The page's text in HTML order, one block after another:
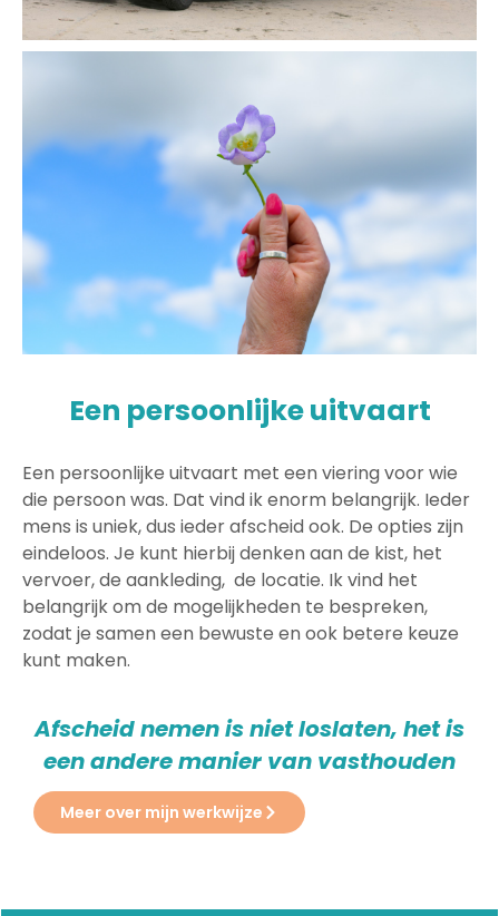
Een persoonlijke uitvaart
Een persoonlijke uitvaart met een viering voor wie
die persoon was. Dat vind ik enorm belangrijk. Ieder
mens is uniek, dus ieder afscheid ook. De opties zijn
eindeloos. Je kunt hierbij denken aan de kist, het
vervoer, de aankleding, de locatie. Ik vind het
belangrijk om de mogelijkheden te bespreken,
zodat je samen een bewuste en ook betere keuze
kunt maken.
Afscheid nemen is niet loslaten, het is
een andere manier van vasthouden
Meer over mijn werkwijze